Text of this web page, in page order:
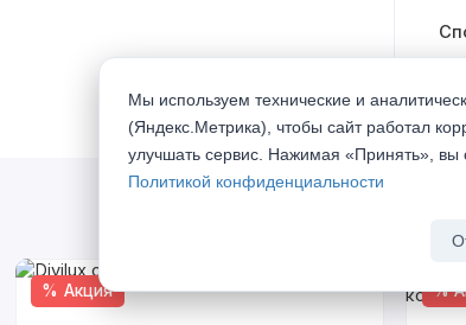
% Акция %
Мы используем технические и
(Яндекс.Метрика), чтобы сайт работал
улучшать сервис. Нажимая «Принять», вы
Политикой конфиденциальности